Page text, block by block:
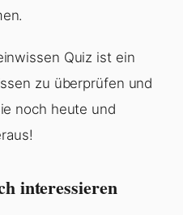
Quiz ist ein
zu überprüfen und
noch heute und
interessieren